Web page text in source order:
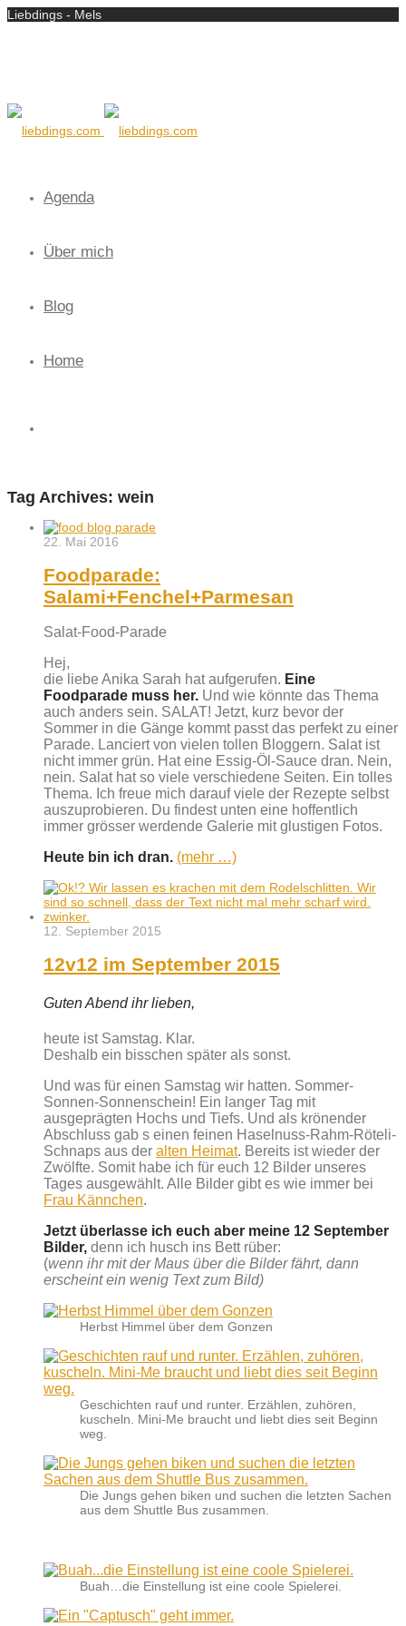
Liebdings - Mels
Agenda
Über mich
Blog
Home
Tag Archives: wein
22. Mai 2016
Foodparade:
Salami+Fenchel+Parmesan
Salat-Food-Parade
Hej,
die liebe Anika Sarah hat aufgerufen. Eine
Foodparade muss her. Und wie könnte das Thema
auch anders sein. SALAT! Jetzt, kurz bevor der
Sommer in die Gänge kommt passt das perfekt zu einer
Parade. Lanciert von vielen tollen Bloggern. Salat ist
nicht immer grün. Hat eine Essig-Öl-Sauce dran. Nein,
nein. Salat hat so viele verschiedene Seiten. Ein tolles
Thema. Ich freue mich darauf viele der Rezepte selbst
auszuprobieren. Du findest unten eine hoffentlich
immer grösser werdende Galerie mit glustigen Fotos.
Heute bin ich dran. (mehr …)
12. September 2015
12v12 im September 2015
Guten Abend ihr lieben,
heute ist Samstag. Klar.
Deshalb ein bisschen später als sonst.
Und was für einen Samstag wir hatten. Sommer-
Sonnen-Sonnenschein! Ein langer Tag mit
ausgeprägten Hochs und Tiefs. Und als krönender
Abschluss gab s einen feinen Haselnuss-Rahm-Röteli-
Schnaps aus der alten Heimat. Bereits ist wieder der
Zwölfte. Somit habe ich für euch 12 Bilder unseres
Tages ausgewählt. Alle Bilder gibt es wie immer bei
Frau Kännchen.
Jetzt überlasse ich euch aber meine 12 September
Bilder, denn ich husch ins Bett rüber:
(wenn ihr mit der Maus über die Bilder fährt, dann
erscheint ein wenig Text zum Bild)
Herbst Himmel über dem Gonzen
Geschichten rauf und runter. Erzählen, zuhören,
kuscheln. Mini-Me braucht und liebt dies seit Beginn
weg.
Die Jungs gehen biken und suchen die letzten Sachen
aus dem Shuttle Bus zusammen.
Buah…die Einstellung ist eine coole Spielerei.